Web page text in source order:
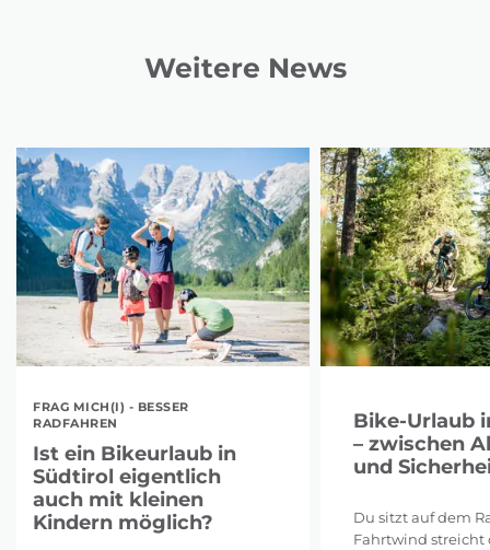
Weitere News
FRAG MICH(I) - BESSER
RADFAHREN
Ist ein Bikeurlaub in
Südtirol eigentlich
auch mit kleinen
Kindern möglich?
Bike-Urlaub
– zwischen
und
Du sitzt auf dem
Fahrtwind streicht